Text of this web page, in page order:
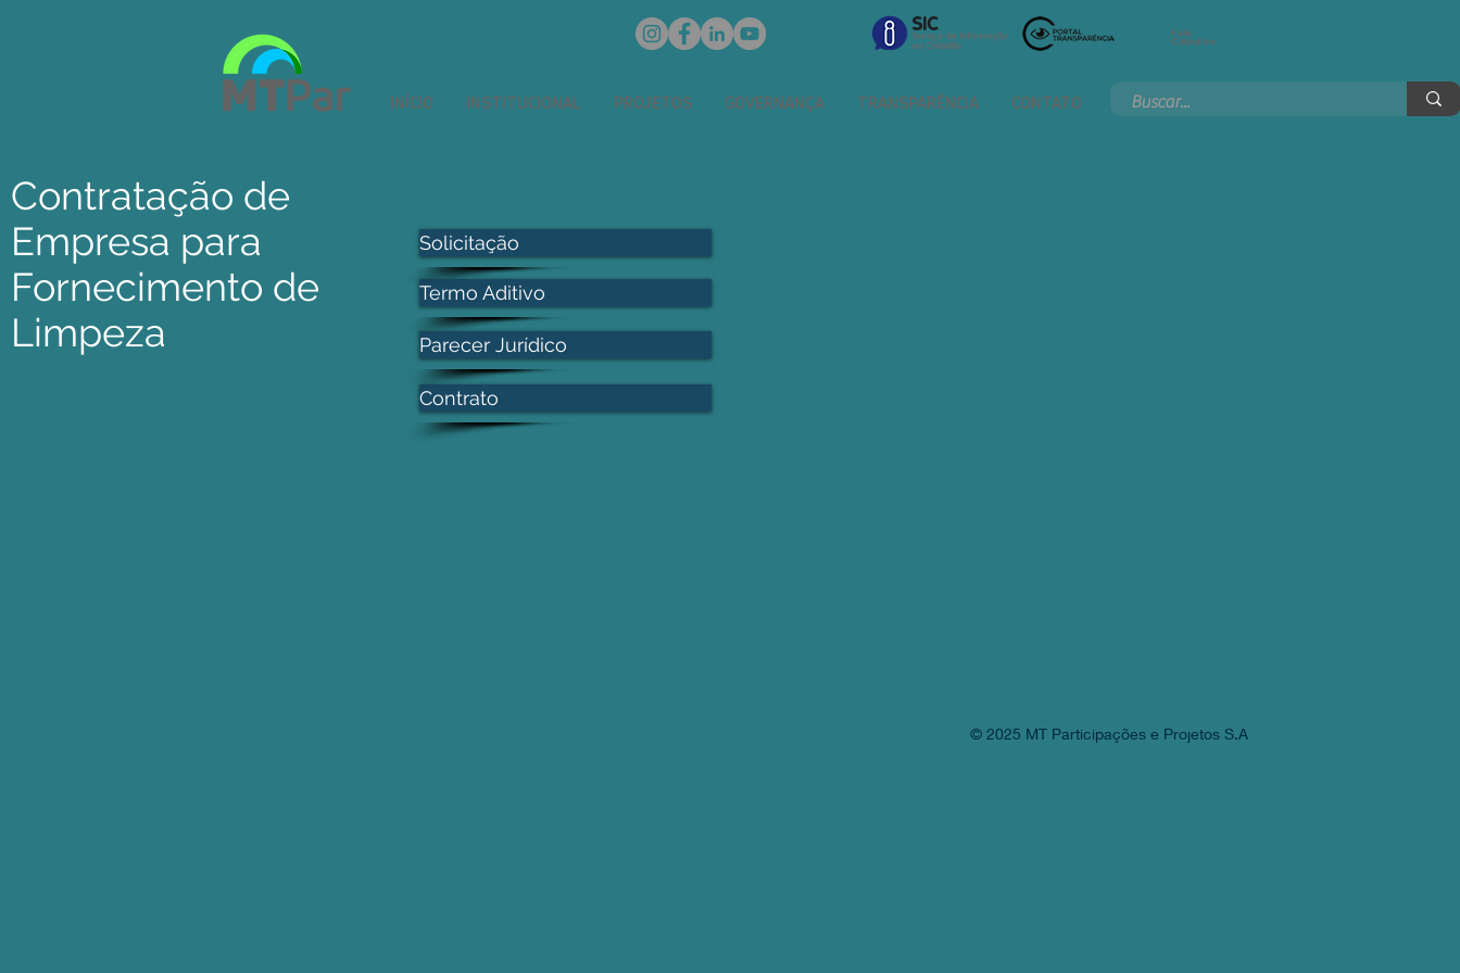
INÍCIO INSTITUCIONAL PROJETOS GOVERNANÇA TRANSPARÊNCIA CONTATO
Fale
Cidadão
Solicitação
Termo Aditivo
Parecer Jurídico
Contrato
Contratação de
Empresa para
Fornecimento de
Limpeza
© 2025 MT Participações e Projetos S.A